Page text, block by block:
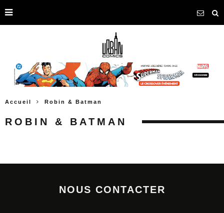
Accueil Robin & Batman
ROBIN & BATMAN
NOUS CONTACTER